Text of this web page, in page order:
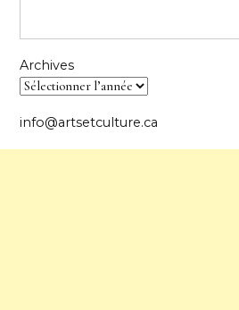
Archives
info@artsetculture.ca